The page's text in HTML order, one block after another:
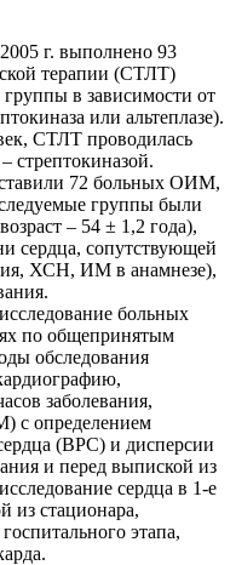
г. выполнено 93
терапии (СТЛТ)
в зависимости от
или альтеплазе).
СТЛТ проводилась
стрептокиназой.
72 больных ОИМ,
группы были
– 54 ± 1,2 года),
сердца, сопутствующей
ХСН, ИМ в анамнезе),
больных
по общепринятым
обследования
заболевания,
с определением
(ВРС) и дисперсии
и перед выпиской из
сердца в 1-е
из стационара,
этапа,